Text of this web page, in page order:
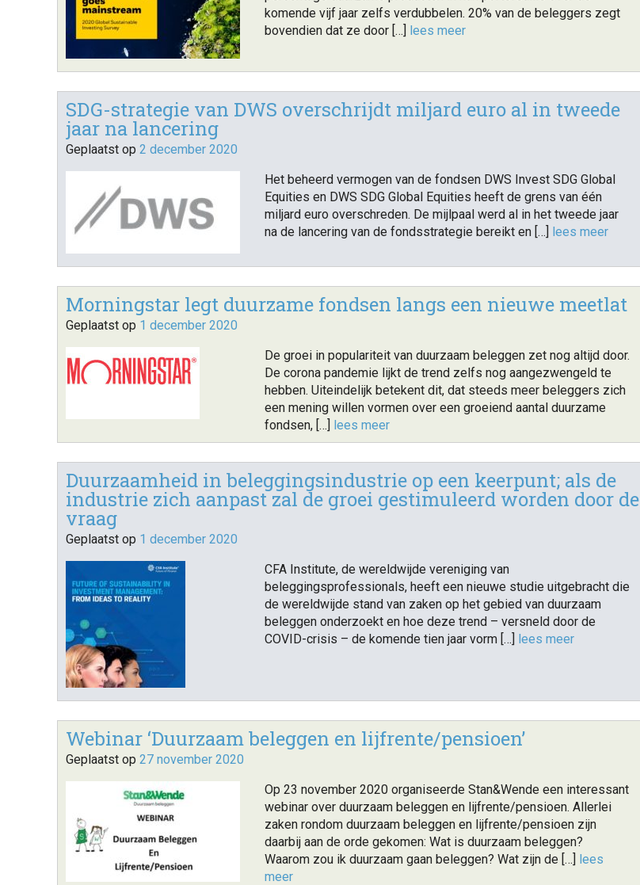
komende vijf jaar zelfs verdubbelen. 20% van de beleggers zegt
bovendien dat ze door […] lees meer
SDG-strategie van DWS overschrijdt miljard euro al in tweede
jaar na lancering
Geplaatst op 2 december 2020
Het beheerd vermogen van de fondsen DWS Invest SDG Global
Equities en DWS SDG Global Equities heeft de grens van één
miljard euro overschreden. De mijlpaal werd al in het tweede jaar
na de lancering van de fondsstrategie bereikt en […] lees meer
Morningstar legt duurzame fondsen langs een nieuwe meetlat
Geplaatst op 1 december 2020
De groei in populariteit van duurzaam beleggen zet nog altijd door.
De corona pandemie lijkt de trend zelfs nog aangezwengeld te
hebben. Uiteindelijk betekent dit, dat steeds meer beleggers zich
een mening willen vormen over een groeiend aantal duurzame
fondsen, […] lees meer
Duurzaamheid in beleggingsindustrie op een keerpunt; als de
industrie zich aanpast zal de groei gestimuleerd worden door de
vraag
Geplaatst op 1 december 2020
CFA Institute, de wereldwijde vereniging van
beleggingsprofessionals, heeft een nieuwe studie uitgebracht die
de wereldwijde stand van zaken op het gebied van duurzaam
beleggen onderzoekt en hoe deze trend – versneld door de
COVID-crisis – de komende tien jaar vorm […] lees meer
Webinar ‘Duurzaam beleggen en lijfrente/pensioen’
Geplaatst op 27 november 2020
Op 23 november 2020 organiseerde Stan&Wende een interessant
webinar over duurzaam beleggen en lijfrente/pensioen. Allerlei
zaken rondom duurzaam beleggen en lijfrente/pensioen zijn
daarbij aan de orde gekomen: Wat is duurzaam beleggen?
Waarom zou ik duurzaam gaan beleggen? Wat zijn de […] lees
meer